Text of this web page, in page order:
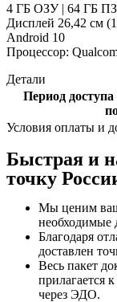
4 ГБ ОЗУ | 64 ГБ
Дисплей 26,42 см
Android 10
Процессор:
Детали
Период
Условия оплаты и
Быстрая и
точку
Мы ценим
необходимые
Благодаря
доставлен
Весь пакет
прилагается
через ЭДО.